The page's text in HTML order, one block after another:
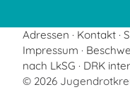
Adressen Kontakt
Impressum
nach LkSG
DRK
© 2026